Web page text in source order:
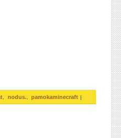
, nodus., pamokaminecraft |